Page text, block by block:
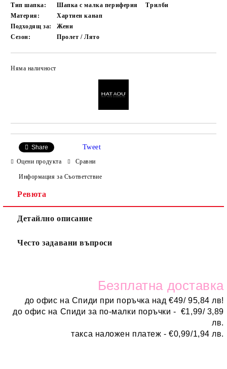
Тип шапка: Шапка с малка периферия
Трилби
Материя:
Хартиен канап
Подходящ за:
Жени
Сезон:
Пролет / Лято
Няма наличност
Share Tweet
Оцени продукта Сравни
Информация за Съответствие
Ревюта
Детайлно описание
Често задавани въпроси
Безплатна доставка
до офис на Спиди при поръчка над€49/ 95,84 лв!
до офис на Спиди за по-малки поръчки - €1,99/ 3,89
лв.
такса наложен платеж -€0,99/1,94 лв.